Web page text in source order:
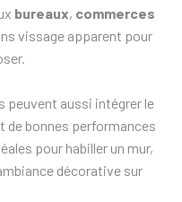
bureaux, commerces
vissage apparent pour
peuvent aussi intégrer le
de bonnes performances
pour habiller un mur,
décorative sur